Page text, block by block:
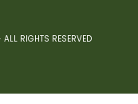
RIGHTS RESERVED